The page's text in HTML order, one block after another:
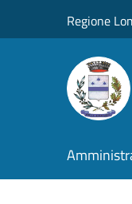
Regione